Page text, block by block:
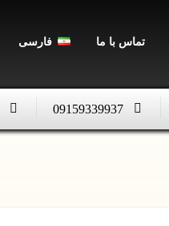
تماس با ما فارسی
09159339937